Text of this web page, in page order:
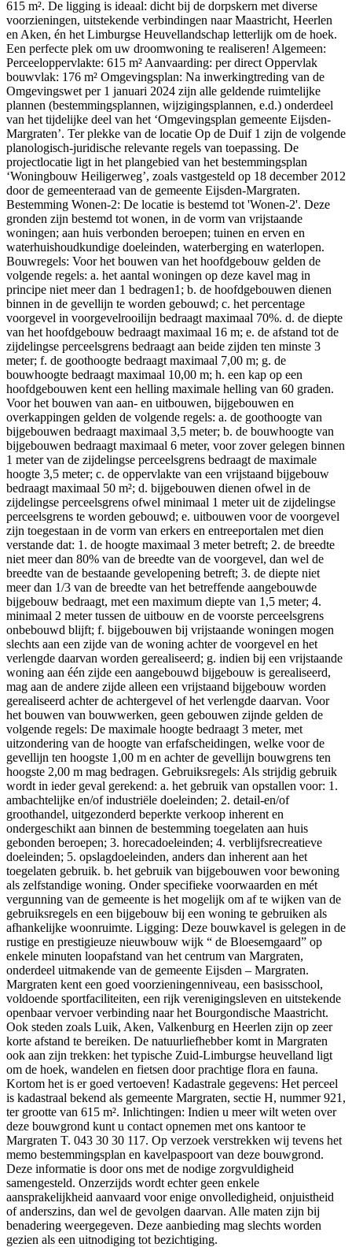
615 m². De ligging is ideaal: dicht bij de dorpskern met diverse
voorzieningen, uitstekende verbindingen naar Maastricht, Heerlen
en Aken, én het Limburgse Heuvellandschap letterlijk om de hoek.
Een perfecte plek om uw droomwoning te realiseren! Algemeen:
Perceeloppervlakte: 615 m² Aanvaarding: per direct Oppervlak
bouwvlak: 176 m² Omgevingsplan: Na inwerkingtreding van de
Omgevingswet per 1 januari 2024 zijn alle geldende ruimtelijke
plannen (bestemmingsplannen, wijzigingsplannen, e.d.) onderdeel
van het tijdelijke deel van het ‘Omgevingsplan gemeente Eijsden-
Margraten’. Ter plekke van de locatie Op de Duif 1 zijn de volgende
planologisch-juridische relevante regels van toepassing. De
projectlocatie ligt in het plangebied van het bestemmingsplan
‘Woningbouw Heiligerweg’, zoals vastgesteld op 18 december 2012
door de gemeenteraad van de gemeente Eijsden-Margraten.
Bestemming Wonen-2: De locatie is bestemd tot 'Wonen-2'. Deze
gronden zijn bestemd tot wonen, in de vorm van vrijstaande
woningen; aan huis verbonden beroepen; tuinen en erven en
waterhuishoudkundige doeleinden, waterberging en waterlopen.
Bouwregels: Voor het bouwen van het hoofdgebouw gelden de
volgende regels: a. het aantal woningen op deze kavel mag in
principe niet meer dan 1 bedragen1; b. de hoofdgebouwen dienen
binnen in de gevellijn te worden gebouwd; c. het percentage
voorgevel in voorgevelrooilijn bedraagt maximaal 70%. d. de diepte
van het hoofdgebouw bedraagt maximaal 16 m; e. de afstand tot de
zijdelingse perceelsgrens bedraagt aan beide zijden ten minste 3
meter; f. de goothoogte bedraagt maximaal 7,00 m; g. de
bouwhoogte bedraagt maximaal 10,00 m; h. een kap op een
hoofdgebouwen kent een helling maximale helling van 60 graden.
Voor het bouwen van aan- en uitbouwen, bijgebouwen en
overkappingen gelden de volgende regels: a. de goothoogte van
bijgebouwen bedraagt maximaal 3,5 meter; b. de bouwhoogte van
bijgebouwen bedraagt maximaal 6 meter, voor zover gelegen binnen
1 meter van de zijdelingse perceelsgrens bedraagt de maximale
hoogte 3,5 meter; c. de oppervlakte van een vrijstaand bijgebouw
bedraagt maximaal 50 m²; d. bijgebouwen dienen ofwel in de
zijdelingse perceelsgrens ofwel minimaal 1 meter uit de zijdelingse
perceelsgrens te worden gebouwd; e. uitbouwen voor de voorgevel
zijn toegestaan in de vorm van erkers en entreeportalen met dien
verstande dat: 1. de hoogte maximaal 3 meter betreft; 2. de breedte
niet meer dan 80% van de breedte van de voorgevel, dan wel de
breedte van de bestaande gevelopening betreft; 3. de diepte niet
meer dan 1/3 van de breedte van het betreffende aangebouwde
bijgebouw bedraagt, met een maximum diepte van 1,5 meter; 4.
minimaal 2 meter tussen de uitbouw en de voorste perceelsgrens
onbebouwd blijft; f. bijgebouwen bij vrijstaande woningen mogen
slechts aan een zijde van de woning achter de voorgevel en het
verlengde daarvan worden gerealiseerd; g. indien bij een vrijstaande
woning aan één zijde een aangebouwd bijgebouw is gerealiseerd,
mag aan de andere zijde alleen een vrijstaand bijgebouw worden
gerealiseerd achter de achtergevel of het verlengde daarvan. Voor
het bouwen van bouwwerken, geen gebouwen zijnde gelden de
volgende regels: De maximale hoogte bedraagt 3 meter, met
uitzondering van de hoogte van erfafscheidingen, welke voor de
gevellijn ten hoogste 1,00 m en achter de gevellijn bouwgrens ten
hoogste 2,00 m mag bedragen. Gebruiksregels: Als strijdig gebruik
wordt in ieder geval gerekend: a. het gebruik van opstallen voor: 1.
ambachtelijke en/of industriële doeleinden; 2. detail-en/of
groothandel, uitgezonderd beperkte verkoop inherent en
ondergeschikt aan binnen de bestemming toegelaten aan huis
gebonden beroepen; 3. horecadoeleinden; 4. verblijfsrecreatieve
doeleinden; 5. opslagdoeleinden, anders dan inherent aan het
toegelaten gebruik. b. het gebruik van bijgebouwen voor bewoning
als zelfstandige woning. Onder specifieke voorwaarden en mét
vergunning van de gemeente is het mogelijk om af te wijken van de
gebruiksregels en een bijgebouw bij een woning te gebruiken als
afhankelijke woonruimte. Ligging: Deze bouwkavel is gelegen in de
rustige en prestigieuze nieuwbouw wijk “ de Bloesemgaard” op
enkele minuten loopafstand van het centrum van Margraten,
onderdeel uitmakende van de gemeente Eijsden – Margraten.
Margraten kent een goed voorzieningenniveau, een basisschool,
voldoende sportfaciliteiten, een rijk verenigingsleven en uitstekende
openbaar vervoer verbinding naar het Bourgondische Maastricht.
Ook steden zoals Luik, Aken, Valkenburg en Heerlen zijn op zeer
korte afstand te bereiken. De natuurliefhebber komt in Margraten
ook aan zijn trekken: het typische Zuid-Limburgse heuvelland ligt
om de hoek, wandelen en fietsen door prachtige flora en fauna.
Kortom het is er goed vertoeven! Kadastrale gegevens: Het perceel
is kadastraal bekend als gemeente Margraten, sectie H, nummer 921,
ter grootte van 615 m². Inlichtingen: Indien u meer wilt weten over
deze bouwgrond kunt u contact opnemen met ons kantoor te
Margraten T. 043 30 30 117. Op verzoek verstrekken wij tevens het
memo bestemmingsplan en kavelpaspoort van deze bouwgrond.
Deze informatie is door ons met de nodige zorgvuldigheid
samengesteld. Onzerzijds wordt echter geen enkele
aansprakelijkheid aanvaard voor enige onvolledigheid, onjuistheid
of anderszins, dan wel de gevolgen daarvan. Alle maten zijn bij
benadering weergegeven. Deze aanbieding mag slechts worden
gezien als een uitnodiging tot bezichtiging.